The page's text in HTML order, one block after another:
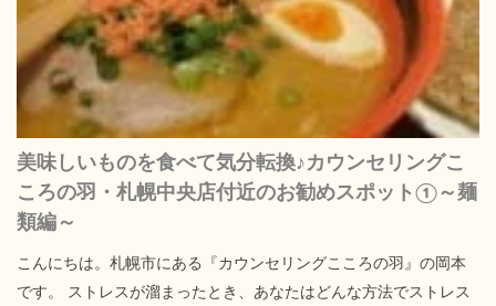
美味しいものを食べて気分転換♪カウンセリングこ
ころの羽・札幌中央店付近のお勧めスポット①～麺
類編～
こんにちは。札幌市にある『カウンセリングこころの羽』の岡本
です。 ストレスが溜まったとき、あなたはどんな方法でストレス